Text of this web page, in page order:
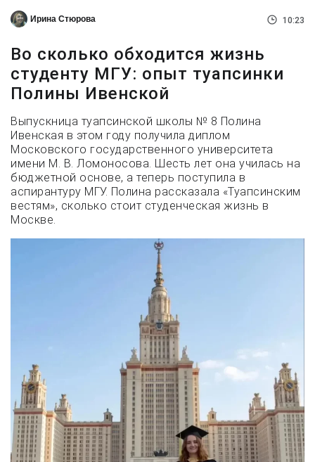
Ирина Стюрова 10:23
Во сколько обходится жизнь
студенту МГУ: опыт туапсинки
Полины Ивенской
Выпускница туапсинской школы № 8 Полина
Ивенская в этом году получила диплом
Московского государственного университета
имени М. В. Ломоносова. Шесть лет она училась на
бюджетной основе, а теперь поступила в
аспирантуру МГУ. Полина рассказала «Туапсинским
вестям», сколько стоит студенческая жизнь в
Москве.